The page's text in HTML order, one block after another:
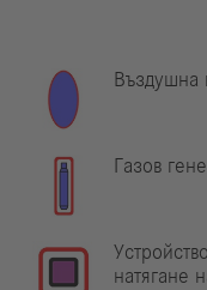
Въздушна
Газов
натягане